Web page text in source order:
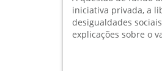
iniciativa privada, a
desigualdades
explicações sobre o